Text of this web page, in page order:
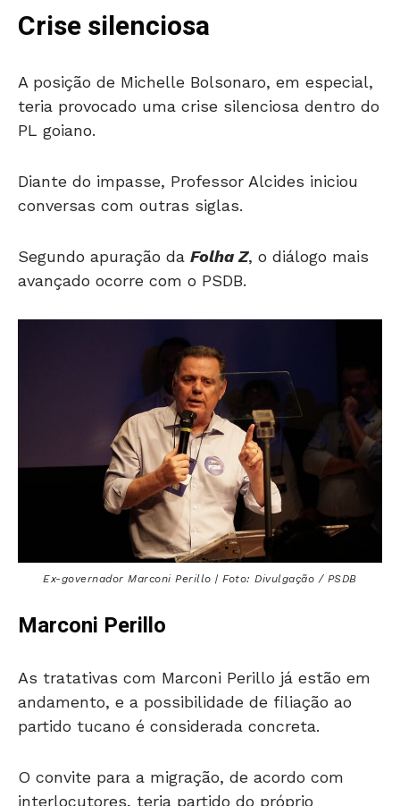
Crise silenciosa
A posição de Michelle Bolsonaro, em especial,
teria provocado uma crise silenciosa dentro do
PL goiano.
Diante do impasse, Professor Alcides iniciou
conversas com outras siglas.
Segundo apuração da Folha Z, o diálogo mais
avançado ocorre com o PSDB.
Ex-governador Marconi Perillo | Foto: Divulgação / PSDB
Marconi Perillo
As tratativas com Marconi Perillo já estão em
andamento, e a possibilidade de filiação ao
partido tucano é considerada concreta.
O convite para a migração, de acordo com
interlocutores, teria partido do próprio